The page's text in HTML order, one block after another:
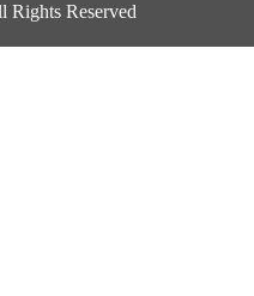
Reserved